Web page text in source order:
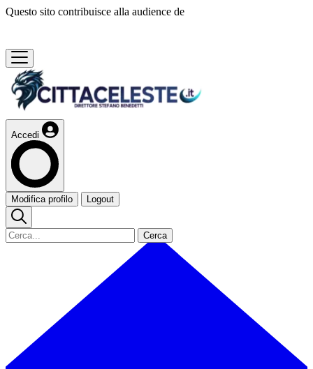
Questo sito contribuisce alla audience de
Accedi
Modifica profilo Logout
Cerca